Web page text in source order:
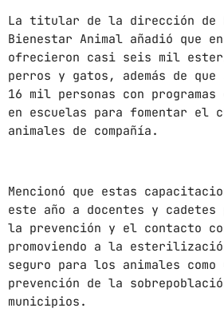
Sonora
UPCOMING SHOWS
POR LA TARDE
LUNES A VIERNES DE
2:00 PM - 4:00 PM
EL KOMAL
6:00 PM - 7:00 PM
CON TODA LA ACTITUD
CON ANGEL RAMIREZ
10:00 AM - 12:00 PM
La titular de la dirección de
Bienestar Animal añadió que
ofrecieron casi seis mil
perros y gatos, además de
16 mil personas con
en escuelas para fomentar el
animales de compañía.
Mencionó que estas
este año a docentes y
la prevención y el contacto
promoviendo a la
seguro para los animales como
prevención de la
municipios.